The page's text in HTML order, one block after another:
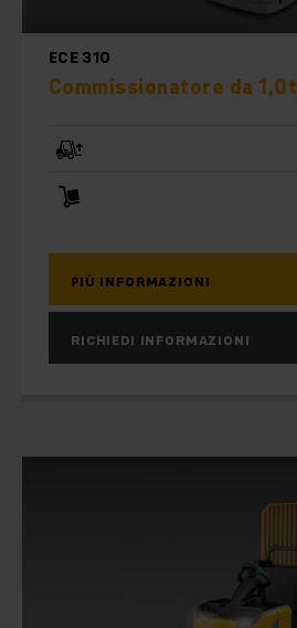
ECE 310
Commissionatore da 1,0t
PIÙ INFORMAZIONI
RICHIEDI INFORMAZIONI